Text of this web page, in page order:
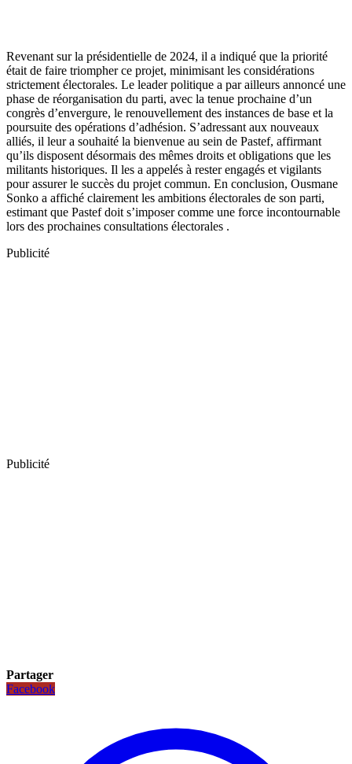
Revenant sur la présidentielle de 2024, il a indiqué que la priorité
était de faire triompher ce projet, minimisant les considérations
strictement électorales. Le leader politique a par ailleurs annoncé une
phase de réorganisation du parti, avec la tenue prochaine d’un
congrès d’envergure, le renouvellement des instances de base et la
poursuite des opérations d’adhésion. S’adressant aux nouveaux
alliés, il leur a souhaité la bienvenue au sein de Pastef, affirmant
qu’ils disposent désormais des mêmes droits et obligations que les
militants historiques. Il les a appelés à rester engagés et vigilants
pour assurer le succès du projet commun. En conclusion, Ousmane
Sonko a affiché clairement les ambitions électorales de son parti,
estimant que Pastef doit s’imposer comme une force incontournable
lors des prochaines consultations électorales .
Publicité
Publicité
Partager
Facebook